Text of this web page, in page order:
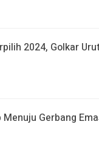
2024, Golkar
Gerbang